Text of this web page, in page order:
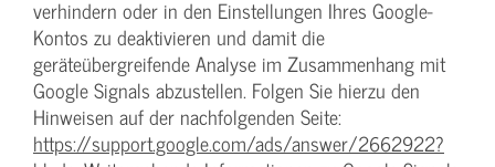
verhindern oder in den Einstellungen Ihres Google-
Kontos zu deaktivieren und damit die
geräteübergreifende Analyse im Zusammenhang mit
Google Signals abzustellen. Folgen Sie hierzu den
Hinweisen auf der nachfolgenden Seite:
https://support.google.com/ads/answer/2662922?